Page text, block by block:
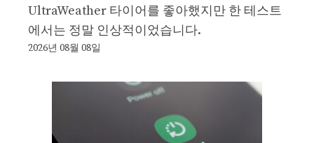
UltraWeather 타이어를 좋아했지만 한 테스트
에서는 정말 인상적이었습니다.
2026년 08월 08일